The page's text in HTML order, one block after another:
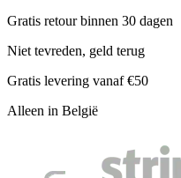
Gratis retour binnen 30 dagen
Niet tevreden, geld terug
Gratis levering vanaf €50
Alleen in België